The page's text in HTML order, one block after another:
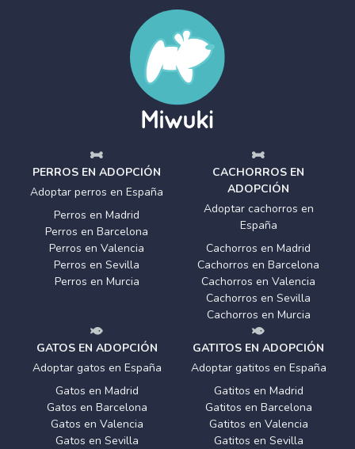
PERROS EN ADOPCIÓN
Adoptar perros en España
Perros en Madrid
Perros en Barcelona
Perros en Valencia
Perros en Sevilla
Perros en Murcia
CACHORROS EN
ADOPCIÓN
Adoptar cachorros en
España
Cachorros en Madrid
Cachorros en Barcelona
Cachorros en Valencia
Cachorros en Sevilla
Cachorros en Murcia
GATOS EN ADOPCIÓN
Adoptar gatos en España
Gatos en Madrid
Gatos en Barcelona
Gatos en Valencia
Gatos en Sevilla
GATITOS EN ADOPCIÓN
Adoptar gatitos en España
Gatitos en Madrid
Gatitos en Barcelona
Gatitos en Valencia
Gatitos en Sevilla